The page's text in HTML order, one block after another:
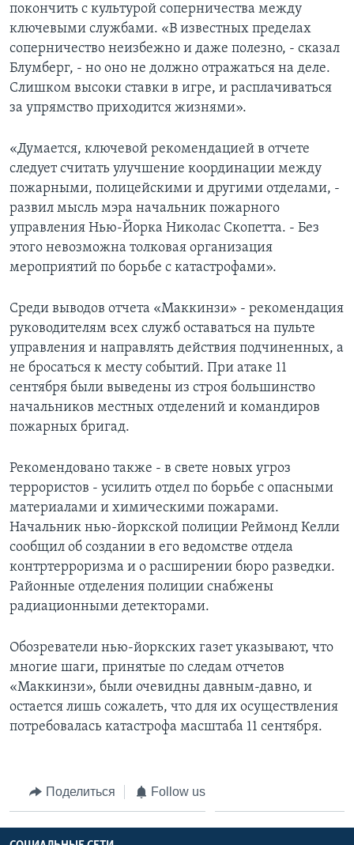
покончить с культурой соперничества между
ключевыми службами. «В известных пределах
соперничество неизбежно и даже полезно, - сказал
Блумберг, - но оно не должно отражаться на деле.
Слишком высоки ставки в игре, и расплачиваться
за упрямство приходится жизнями».
«Думается, ключевой рекомендацией в отчете
следует считать улучшение координации между
пожарными, полицейскими и другими отделами, -
развил мысль мэра начальник пожарного
управления Нью-Йорка Николас Скопетта. - Без
этого невозможна толковая организация
мероприятий по борьбе с катастрофами».
Среди выводов отчета «Маккинзи» - рекомендация
руководителям всех служб оставаться на пульте
управления и направлять действия подчиненных, а
не бросаться к месту событий. При атаке 11
сентября были выведены из строя большинство
начальников местных отделений и командиров
пожарных бригад.
Рекомендовано также - в свете новых угроз
террористов - усилить отдел по борьбе с опасными
материалами и химическими пожарами.
Начальник нью-йоркской полиции Реймонд Келли
сообщил об создании в его ведомстве отдела
контртерроризма и о расширении бюро разведки.
Районные отделения полиции снабжены
радиационными детекторами.
Обозреватели нью-йоркских газет указывают, что
многие шаги, принятые по следам отчетов
«Маккинзи», были очевидны давным-давно, и
остается лишь сожалеть, что для их осуществления
потребовалась катастрофа масштаба 11 сентября.
Поделиться Follow us